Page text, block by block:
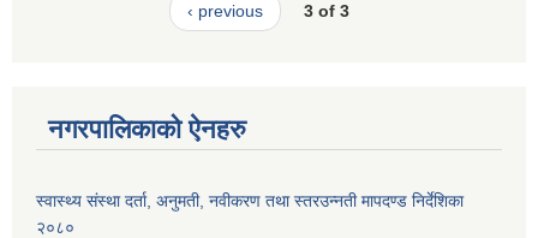
‹ previous 3 of 3
नगरपालिकाको ऐनहरु
स्वास्थ्य संस्था दर्ता, अनुमती, नवीकरण तथा स्तरउन्नती मापदण्ड निर्देशिका
२०८०